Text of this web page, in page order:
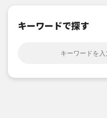
キーワードで探す